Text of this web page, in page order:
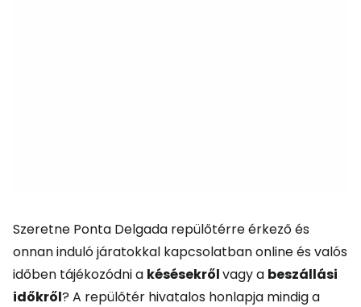
Szeretne Ponta Delgada repülőtérre érkező és
onnan induló járatokkal kapcsolatban online és valós
időben tájékozódni a késésekrőlvagy a beszállási
időkről? A repülőtér hivatalos honlapja mindig a